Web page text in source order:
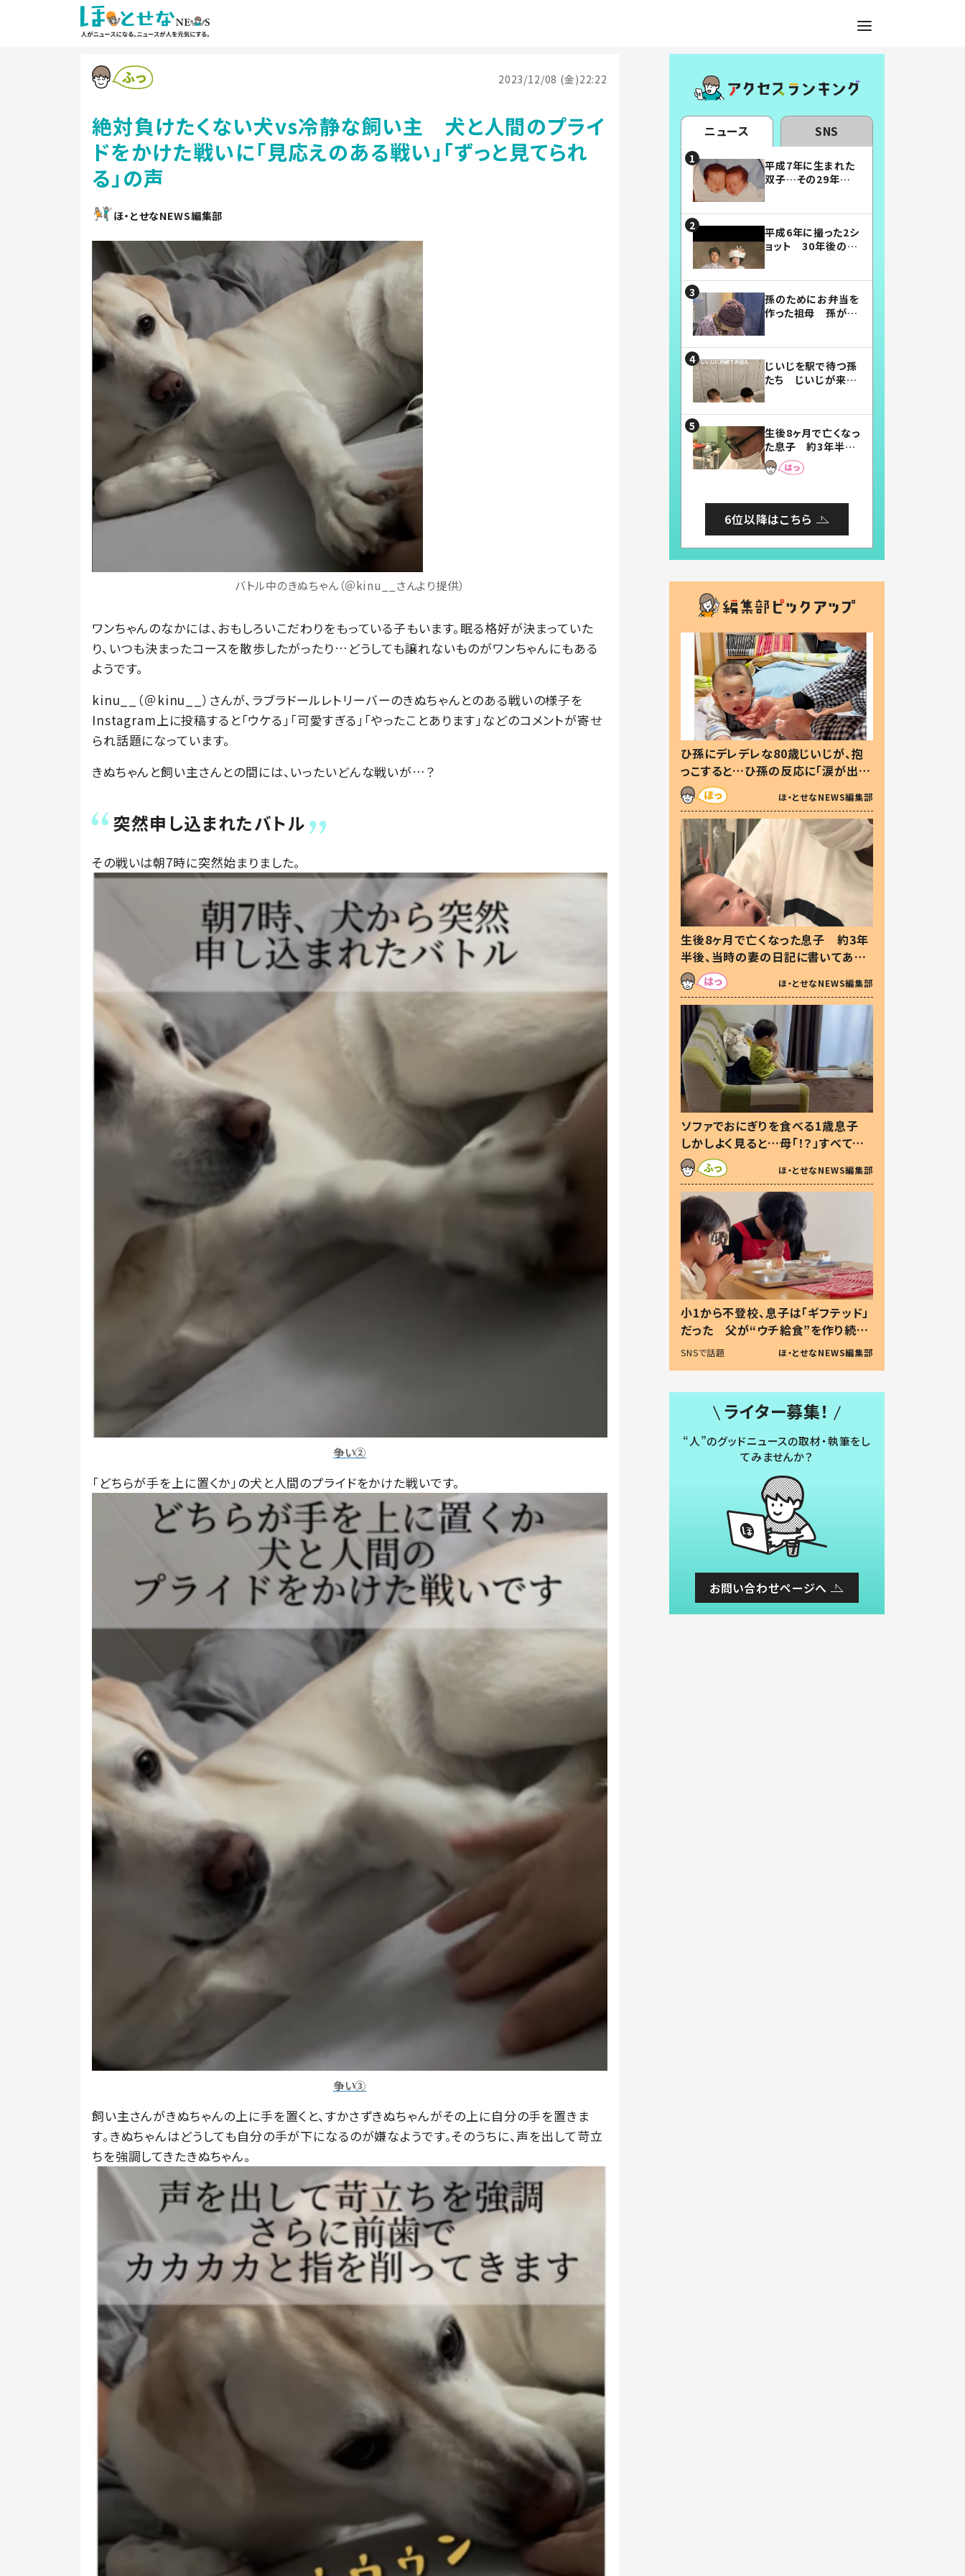
2023/12/08 (金)22:22
絶対負けたくない犬vs冷静な飼い主 犬と人間のプライ
ドをかけた戦いに「見応えのある戦い」「ずっと見てられ
る」の声
ほ・とせなNEWS編集部
バトル中のきぬちゃん（＠kinu__さんより提供）
ワンちゃんのなかには、おもしろいこだわりをもっている子もいます。眠る格好が決まっていた
り、いつも決まったコースを散歩したがったり…どうしても譲れないものがワンちゃんにもある
ようです。
kinu__（＠kinu__）さんが、ラブラドールレトリーバーのきぬちゃんとのある戦いの様子を
Instagram上に投稿すると「ウケる」「可愛すぎる」「やったことあります」などのコメントが寄せ
られ話題になっています。
きぬちゃんと飼い主さんとの間には、いったいどんな戦いが…？
突然申し込まれたバトル
その戦いは朝7時に突然始まりました。
争い②
「どちらが手を上に置くか」の犬と人間のプライドをかけた戦いです。
争い③
飼い主さんがきぬちゃんの上に手を置くと、すかさずきぬちゃんがその上に自分の手を置きま
す。きぬちゃんはどうしても自分の手が下になるのが嫌なようです。そのうちに、声を出して苛立
ちを強調してきたきぬちゃん。
ニュース SNS
平成7年に生まれた
双子…その29年後
平成6年に撮った2シ
ョット 30年後の姿
孫のためにお弁当を
作った祖母 孫が絶
じいじを駅で待つ孫
たち じいじが来た
まらない」「幸せにな
れる」
生後8ヶ月で亡くなっ
た息子 約3年半
後、当時の妻の日記
に書いてあった本音
6位以降はこちら
ひ孫にデレデレな80歳じいじが、抱
っこすると…ひ孫の反応に「涙が出ま
した」「可愛くて仕方ない」
ほ・とせなNEWS編集部
生後8ヶ月で亡くなった息子 約3年
半後、当時の妻の日記に書いてあっ
た本音とは
ほ・とせなNEWS編集部
ソファでおにぎりを食べる1歳息子
しかしよく見ると…母「！？」すべてを
察した母の投稿に「可愛いから許
す！」「現行犯〜」
ほ・とせなNEWS編集部
小1から不登校、息子は「ギフテッド」
だった 父が“ウチ給食”を作り続け
る理由とは #令和の親 #令和の子
SNSで話題 ほ・とせなNEWS編集部
ライター募集！
“人”のグッドニュースの取材・執筆をし
てみませんか？
お問い合わせページへ